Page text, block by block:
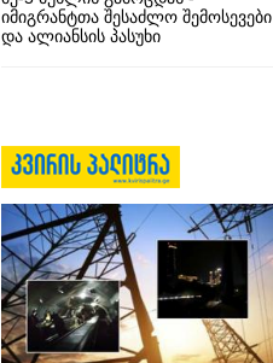
იმიგრანტთა შესაძლო შემოსევები
და ალიანსის პასუხი